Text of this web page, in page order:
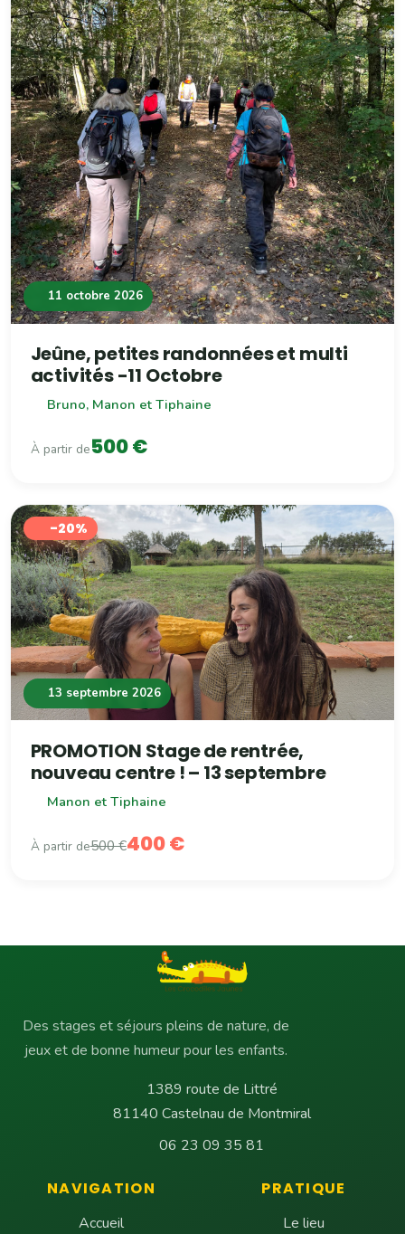
11 octobre 2026
Jeûne, petites randonnées et multi
activités -11 Octobre
Bruno, Manon et Tiphaine
À partir de500 €
-20%
13 septembre 2026
PROMOTION Stage de rentrée,
nouveau centre ! – 13 septembre
Manon et Tiphaine
À partir de500 €400 €
Des stages et séjours pleins de nature, de
jeux et de bonne humeur pour les enfants.
1389 route de Littré
81140 Castelnau de Montmiral
06 23 09 35 81
NAVIGATION
Accueil
PRATIQUE
Le lieu